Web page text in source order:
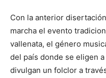
Con la anterior
marcha el evento
vallenata, el género
del país donde se eligen
divulgan un folclor a